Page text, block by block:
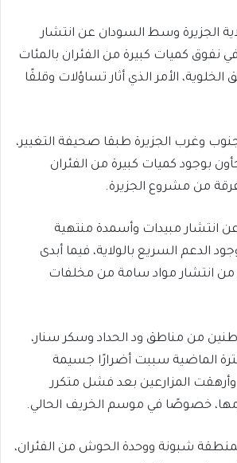
الجزيرة وسط السودان عن انتشار
نفوق كميات كبيرة من الفئران بالمئات
الأمر الذي أثار تساؤلات وقلقًا
وغرب الجزيرة طبقا صحيفة التغيير،
بوجود كميات كبيرة من الفئران
من مشروع الجزيرة.
انتشار مبيدات وأسمدة منتهية
الدعم السريع بالولاية، فيما أبدى
من انتشار مواد سامة من مخلفات
من مناطق ود الحداد وسكر سنار،
الماضية سببت أضرارًا جسيمة
وأرهقت المزارعين بعد فشل متكرر
خصوصًا في موسم الخريف الحالي.
شبونة ووحدة الحوش من الفئران،